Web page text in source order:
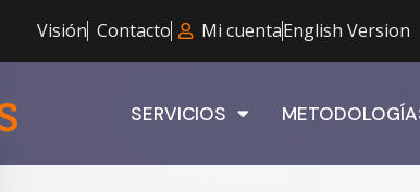
Visión Contacto Mi cuentaEnglish Version
SERVICIOS